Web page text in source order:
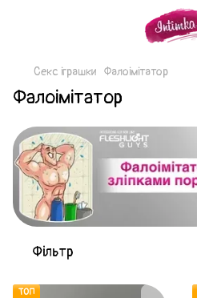
Секс іграшки Фалоімітатор
Фалоімітатор
Фільтр
ТОП